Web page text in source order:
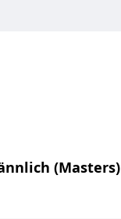
(Masters)